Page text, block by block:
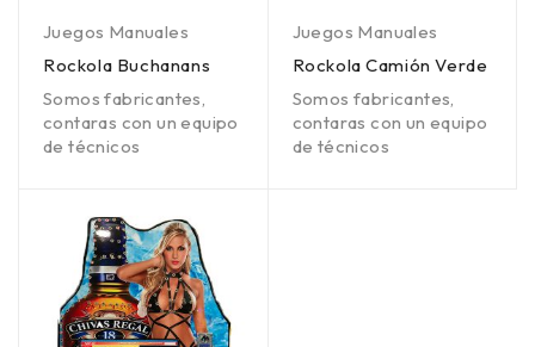
Juegos Manuales
Rockola Buchanans
Somos fabricantes,
contaras con un equipo
de técnicos
Juegos Manuales
Rockola Camión Verde
Somos fabricantes,
contaras con un equipo
de técnicos